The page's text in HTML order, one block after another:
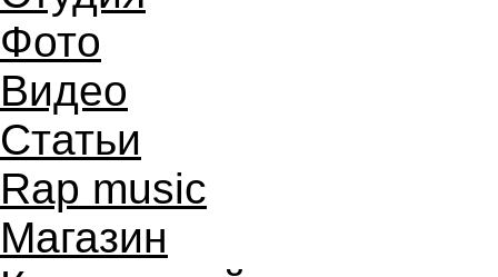
Фото
Видео
Статьи
Rap music
Магазин